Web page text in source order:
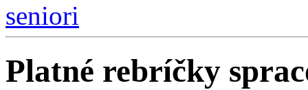
seniori
Platné rebríčky